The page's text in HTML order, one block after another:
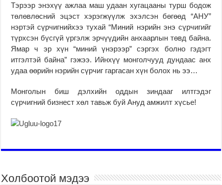
Тэрээр энэхүү ажлаа маш удаан хугацааны турш бодож
төлөвлөсний эцэст хэрэгжүүлж эхэлсэн бөгөөд “АНУ”
нэртэй сүрчигнийхээ тухай “Миний нэрийн энэ сүрчигийг
түрхсэн бүсгүй үргэлж эрчүүдийн анхаарлын төвд байна.
Ямар ч эр хүн “миний үнэрээр” сэргэх болно гэдэгт
итгэлтэй байна” гэжээ. Ийнхүү монголчууд дундаас анх
удаа өөрийн нэрийн сүрчиг гаргасан хүн болох нь ээ…
Монголын биш дэлхийн оддын зиндааг илтгэдэг
сүрчигний бизнест хөл тавьж буй Ануд амжилт хүсье!
Холбоотой мэдээ